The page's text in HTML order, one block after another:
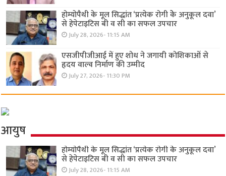
होम्योपैथी के मूल सिद्धांत ‘प्रत्येक रोगी केे अनुकूल दवा’
से हेपेटाइटिस बी व सी का सफल उपचार
July 28, 2026- 11:15 AM
एसजीपीजीआई में हुए शोध ने जगायी कोशिकाओं से
हृदय वाल्व निर्माण की उम्मीद
July 27, 2026- 11:30 PM
आयुष
होम्योपैथी के मूल सिद्धांत ‘प्रत्येक रोगी केे अनुकूल दवा’
से हेपेटाइटिस बी व सी का सफल उपचार
July 28, 2026- 11:15 AM